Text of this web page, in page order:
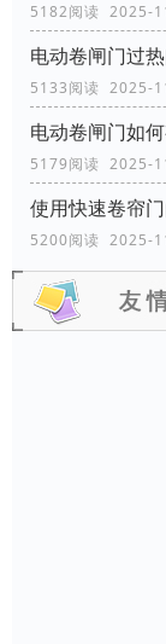
5182阅读 2025-
电动卷闸门过
5133阅读 2025-
电动卷闸门如
5179阅读 2025-
使用快速卷帘
5200阅读 2025-